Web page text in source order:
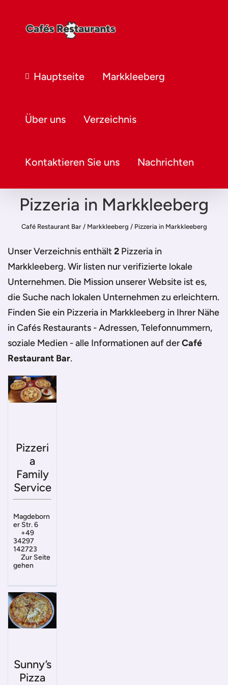
Hauptseite Markkleeberg
Über uns Verzeichnis
Kontaktieren Sie uns Nachrichten
Pizzeria in Markkleeberg
Café Restaurant Bar/ Markkleeberg / Pizzeria in Markkleeberg
Unser Verzeichnis enthält2 Pizzeria in
Markkleeberg. Wir listen nur verifizierte lokale
Unternehmen. Die Mission unserer Website ist es,
die Suche nach lokalen Unternehmen zu erleichtern.
Finden Sie ein Pizzeria in Markkleeberg in Ihrer Nähe
in Cafés Restaurants - Adressen, Telefonnummern,
soziale Medien - alle Informationen auf derCafé
Restaurant Bar.
Pizzeri
a
Family
Service
Magdeborn
er Str. 6
+49
34297
142723
Zur Seite
gehen
Sunny’s
Pizza